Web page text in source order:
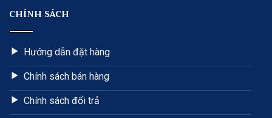
CHÍNH SÁCH
Hướng dẫn đặt hàng
Chính sách bán hàng
Chính sách đổi trả